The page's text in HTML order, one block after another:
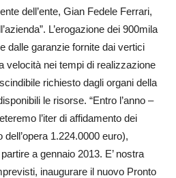
dell’ente, Gian Fedele Ferrari,
L’erogazione dei 900mila
dalle garanzie fornite dai vertici
velocità nei tempi di realizzazione
richiesto dagli organi della
le risorse. “Entro l’anno –
l’iter di affidamento dei
1.224.0000 euro),
a gennaio 2013. E’ nostra
inaugurare il nuovo Pronto